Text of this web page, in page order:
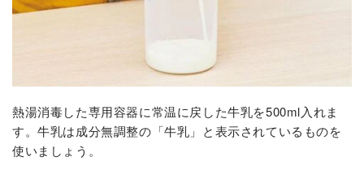
熱湯消毒した専用容器に常温に戻した牛乳を500ml入れま
す。牛乳は成分無調整の「牛乳」と表示されているものを
使いましょう。